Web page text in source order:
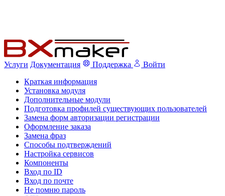
Услуги Документация Поддержка
Войти
Краткая информация
Установка модуля
Дополнительные модули
Подготовка профилей существующих пользователей
Замена форм авторизации регистрации
Оформление заказа
Замена фраз
Способы подтверждений
Настройка сервисов
Компоненты
Вход по ID
Вход по почте
Не помню пароль